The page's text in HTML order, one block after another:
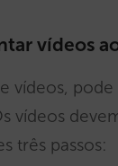
vídeos
vídeos,
vídeos
três passos: